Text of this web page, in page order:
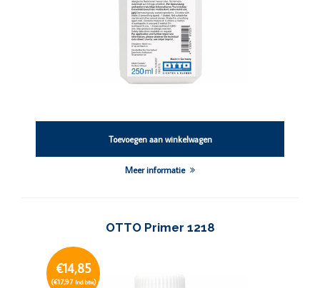
Toevoegen aan winkelwagen
Meer informatie
OTTO Primer 1218
€14,85
(€17,97 Incl. btw)